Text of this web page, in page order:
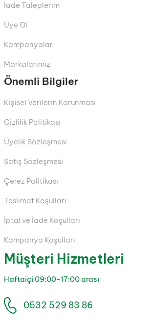
İade Taleplerim
Üye Ol
Kampanyalar
Markalarımız
Önemli Bilgiler
Kişisel Verilerin Korunması
Gizlilik Politikası
Üyelik Sözleşmesi
Satış Sözleşmesi
Çerez Politikası
Teslimat Koşulları
İptal ve İade Koşulları
Kampanya Koşulları
Müşteri Hizmetleri
Haftaiçi 09:00-17:00 arası
0532 529 83 86